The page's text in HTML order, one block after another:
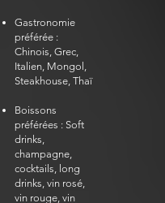
Gastronomie
préférée :
Chinois, Grec,
Italien, Mongol,
Steakhouse, Thaï
Boissons
préférées : Soft
drinks,
champagne,
cocktails, long
drinks, vin rosé,
vin rouge, vin